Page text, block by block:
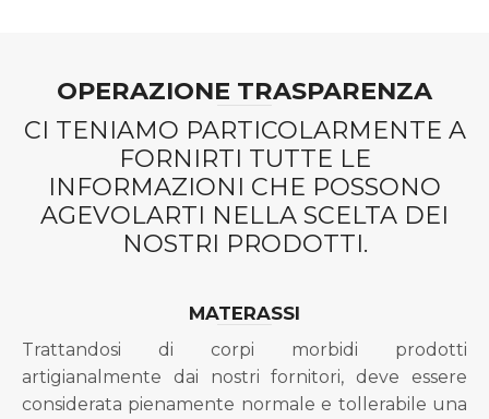
OPERAZIONE TRASPARENZA
CI TENIAMO PARTICOLARMENTE A
FORNIRTI TUTTE LE
INFORMAZIONI CHE POSSONO
AGEVOLARTI NELLA SCELTA DEI
NOSTRI PRODOTTI.
MATERASSI
Trattandosi di corpi morbidi prodotti
artigianalmente dai nostri fornitori, deve essere
considerata pienamente normale e tollerabile una